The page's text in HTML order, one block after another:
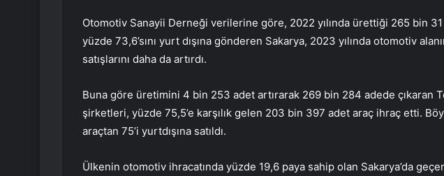
Otomotiv Sanayii Derneği verilerine göre, 2022 yılında ürettiği 265 bin 31
yüzde 73,6’sını yurt dışına gönderen Sakarya, 2023 yılında otomotiv
satışlarını daha da artırdı.
Buna göre üretimini 4 bin 253 adet artırarak 269 bin 284 adede çıkaran
şirketleri, yüzde 75,5’e karşılık gelen 203 bin 397 adet araç ihraç etti.
araçtan 75’i yurtdışına satıldı.
Ülkenin otomotiv ihracatında yüzde 19,6 paya sahip olan Sakarya’da